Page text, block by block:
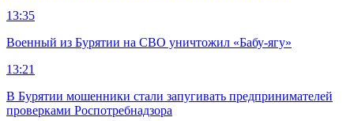
13:35
Военный из Бурятии на СВО уничтожил «Бабу-ягу»
13:21
В Бурятии мошенники стали запугивать предпринимателей
проверками Роспотребнадзора